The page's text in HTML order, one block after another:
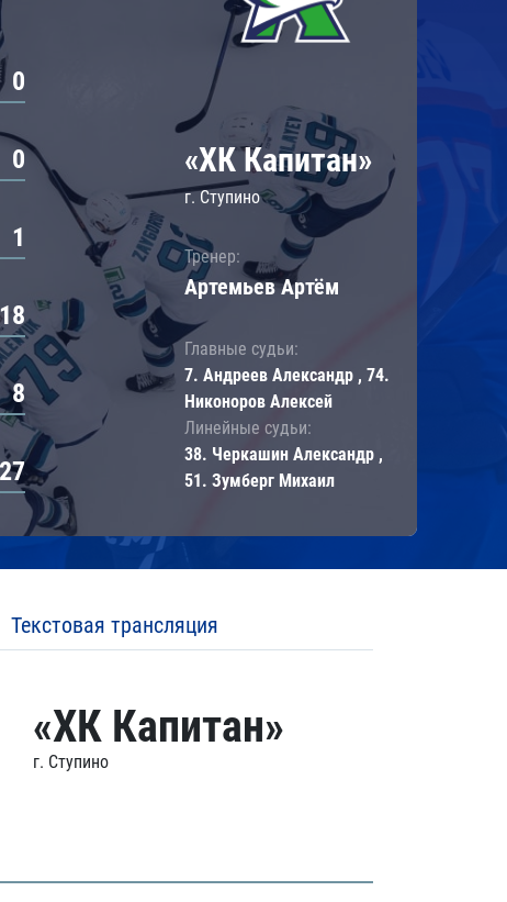
0
0
1
18
8
27
«ХК Капитан»
г. Ступино
Тренер:
Артемьев Артём
Главные судьи:
7. Андреев Александр , 74.
Никоноров Алексей
Линейные судьи:
38. Черкашин Александр ,
51. Зумберг Михаил
Текстовая трансляция
«ХК Капитан»
г. Ступино